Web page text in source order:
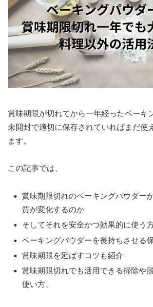
賞味期限が切れてから一年経ったベーキ
未開封で適切に保存されていればまだ使
ます。
この記事では、
賞味期限切れのベーキングパウダー
質が変化するのか
そしてそれを安全かつ効果的に使う
ベーキングパウダーを長持ちさせる
賞味期限を延ばすコツも紹介
賞味期限切れでも活用できる掃除や
使い方、